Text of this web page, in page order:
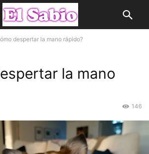
despertar la mano rápido?
la mano
146